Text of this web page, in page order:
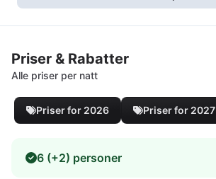
Priser & Rabatter
Alle priser per natt
Priser for 2026 Priser for 2027
6 (+2) personer